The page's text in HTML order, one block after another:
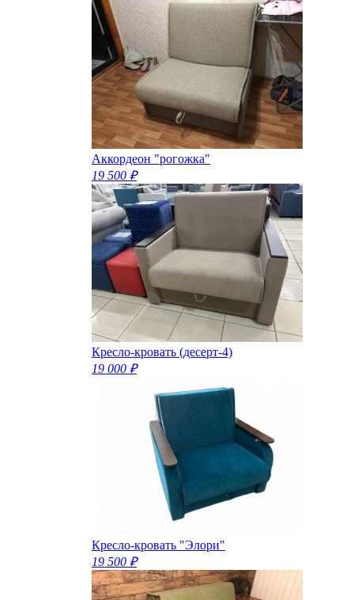
Аккордеон "рогожка"
19 500 ₽
Кресло-кровать (десерт-4)
19 000 ₽
Кресло-кровать "Элори"
19 500 ₽